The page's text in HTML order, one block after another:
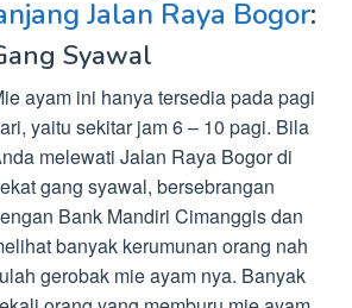
Jalan Raya Bogor:
Syawal
ayam ini hanya tersedia pada pagi
yaitu sekitar jam 6 – 10 pagi. Bila
melewati Jalan Raya Bogor di
gang syawal, bersebrangan
Bank Mandiri Cimanggis dan
banyak kerumunan orang nah
gerobak mie ayam nya. Banyak